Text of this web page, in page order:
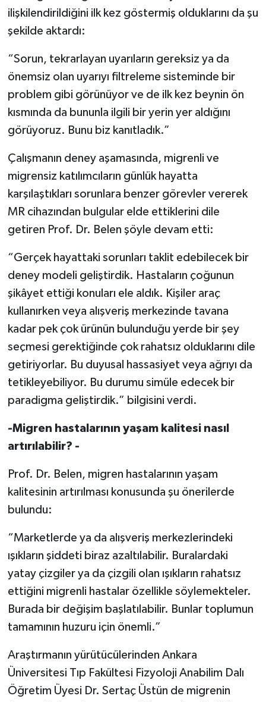
ilişkilendirildiğini ilk kez göstermiş olduklarını da şu
şekilde aktardı:
“Sorun, tekrarlayan uyarıların gereksiz ya da
önemsiz olan uyarıyı filtreleme sisteminde bir
problem gibi görünüyor ve de ilk kez beynin ön
kısmında da bununla ilgili bir yerin yer aldığını
görüyoruz. Bunu biz kanıtladık.”
Çalışmanın deney aşamasında, migrenli ve
migrensiz katılımcıların günlük hayatta
karşılaştıkları sorunlara benzer görevler vererek
MR cihazından bulgular elde ettiklerini dile
getiren Prof. Dr. Belen şöyle devam etti:
“Gerçek hayattaki sorunları taklit edebilecek bir
deney modeli geliştirdik. Hastaların çoğunun
şikâyet ettiği konuları ele aldık. Kişiler araç
kullanırken veya alışveriş merkezinde tavana
kadar pek çok ürünün bulunduğu yerde bir şey
seçmesi gerektiğinde çok rahatsız olduklarını dile
getiriyorlar. Bu duyusal hassasiyet veya ağrıyı da
tetikleyebiliyor. Bu durumu simüle edecek bir
paradigma geliştirdik.” bilgisini verdi.
-Migren hastalarının yaşam kalitesi nasıl
artırılabilir? -
Prof. Dr. Belen, migren hastalarının yaşam
kalitesinin artırılması konusunda şu önerilerde
bulundu:
“Marketlerde ya da alışveriş merkezlerindeki
ışıkların şiddeti biraz azaltılabilir. Buralardaki
yatay çizgiler ya da çizgili olan ışıkların rahatsız
ettiğini migrenli hastalar özellikle söylemekteler.
Burada bir değişim başlatılabilir. Bunlar toplumun
tamamının huzuru için önemli.”
Araştırmanın yürütücülerinden Ankara
Üniversitesi Tıp Fakültesi Fizyoloji Anabilim Dalı
Öğretim Üyesi Dr. Sertaç Üstün de migrenin